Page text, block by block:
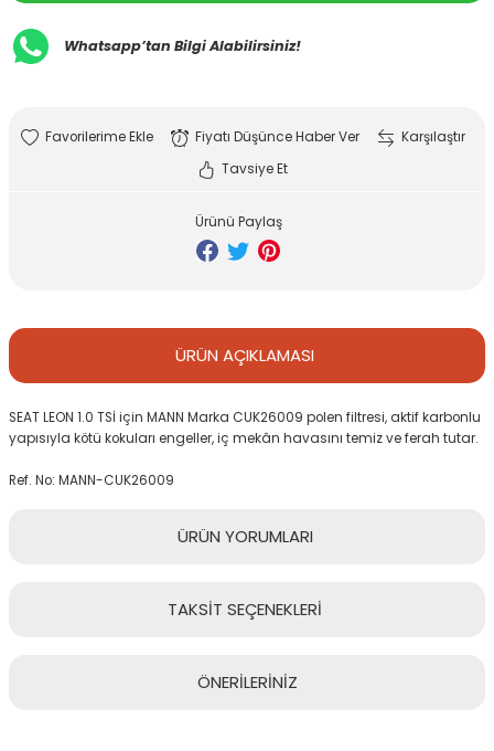
Whatsapp’tan Bilgi Alabilirsiniz!
Fiyatı Düşünce Haber Ver
Karşılaştır
Tavsiye Et
Ürünü Paylaş
ÜRÜN AÇIKLAMASI
SEAT LEON 1.0 TSİ için MANN Marka CUK26009 polen filtresi, aktif karbonlu
yapısıyla kötü kokuları engeller, iç mekân havasını temiz ve ferah tutar.
Ref. No: MANN-CUK26009
ÜRÜN YORUMLARI
TAKSİT SEÇENEKLERİ
ÖNERİLERİNİZ